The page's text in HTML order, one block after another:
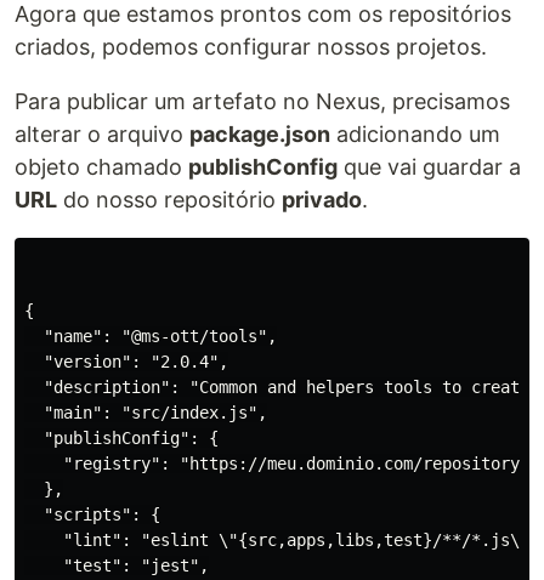
Agora que estamos prontos com os repositórios
criados, podemos configurar nossos projetos.
Para publicar um artefato no Nexus, precisamos
alterar o arquivo package.json adicionando um
objeto chamado publishConfig que vai guardar a
URL do nosso repositório privado.
{
  "name": "@ms-ott/tools",
  "version": "2.0.4",
"description": "Common and helpers tools to create
  "main": "src/index.js",
  "publishConfig": {
"registry": "https://meu.dominio.com/repository/
  },
  "scripts": {
"lint": "eslint \"{src,apps,libs,test}/**/*.js\"
    "test": "jest",